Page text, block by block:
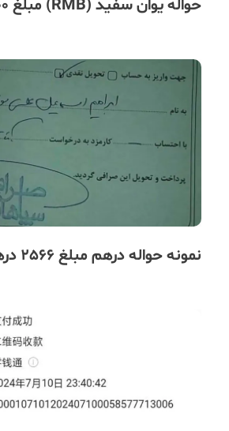
حواله یوان سفید (RMB) مبلغ 27200 یوان چین
نمونه حواله درهم مبلغ 2566 درهم امارات